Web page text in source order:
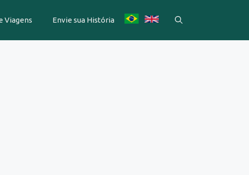
Viagens Envie sua História